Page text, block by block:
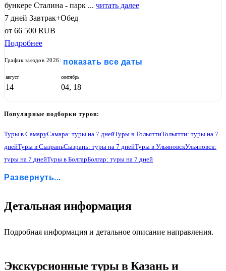
1
бункере Сталина - парк ... читать далее
7 дней Завтрак+Обед
от 66 500 RUB
Подробнее
График заездов 2026: показать все даты
август
14
сентябрь
04, 18
Популярные подборки туров:
Туры в СамаруСамара: туры на 7 днейТуры в ТольяттиТольятти: туры на 7
днейТуры в СызраньСызрань: туры на 7 днейТуры в УльяновскУльяновск:
туры на 7 днейТуры в БолгарБолгар: туры на 7 дней
Свияжск: туры на 7 дней
Развернуть...
Детальная информация
Подробная информация и детальное описание направления.
Экскурсионные туры в Казань и